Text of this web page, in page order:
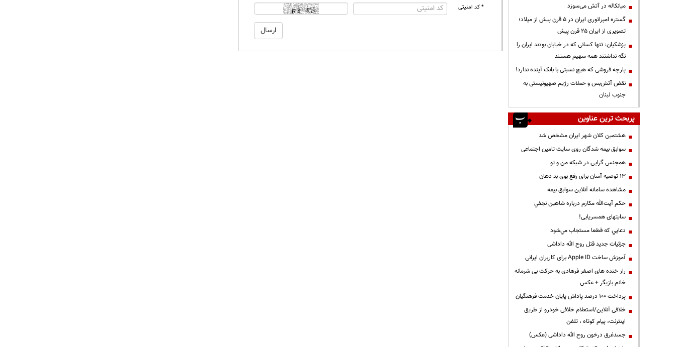
* کد امنیتی
میانکاله در آتش می‌سوزد
گستره امپراتوری ایران در ۵ قرن پیش از میلاد؛
تصویری از ایران ۲۵ قرن پیش
پزشکیان: تنها کسانی که در خیابان بودند ایران را
نگه نداشتند همه سهیم هستند
پارچه فروشی که هیچ نسبتی با بانک آینده ندارد!
نقض آتش‌بس و حملات رژیم صهیونیستی به
جنوب لبنان
پربحث ترین عناوین
هشتمین کلان شهر ایران مشخص شد
سوابق بیمه شدگان روی سایت تامین اجتماعی
همجنس گرایی در شبکه من و تو
13 توصیه آسان برای رفع بوی بد دهان
مشاهده سامانه آنلاين سوابق بیمه
حكم آيت‌الله مكارم درباره شاهين نجفي
سایتهای همسریابی!
دعايي كه قطعا مستجاب مي‌شود
جزئیات جدید قتل روح الله داداشی
آموزش ساخت Apple ID برای کاربران ایرانی
راز خنده های اصغر فرهادی به حرکت بی شرمانه
خانم بازیگر + عکس
پرداخت ۱۰۰ درصد پاداش پایان خدمت فرهنگیان
خلافی آنلاین/استعلام خلافی خودرو از طریق
اینترنت، پیام کوتاه ، تلفن
جسدغرق درخون روح الله داداشی (عکس)